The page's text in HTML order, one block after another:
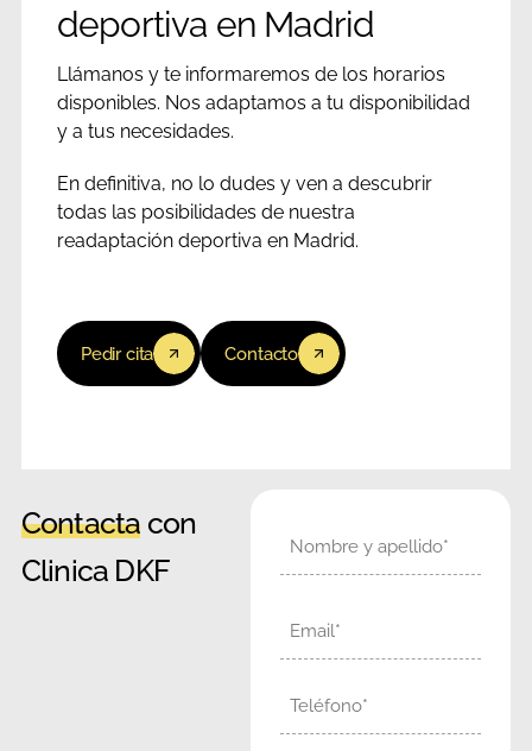
deportiva en Madrid
Llámanos y te informaremos de los horarios
disponibles. Nos adaptamos a tu disponibilidad
y a tus necesidades.
En definitiva, no lo dudes y ven a descubrir
todas las posibilidades de nuestra
readaptación deportiva en Madrid.
Pedir cita Contacto
Contacta con
Clinica DKF